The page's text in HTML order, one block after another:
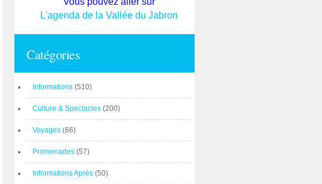
L'agenda de la Vallée du Jabron
Catégories
Informations (510)
Culture & Spectacles (200)
Voyages (66)
Promenades (57)
Informations Après (50)